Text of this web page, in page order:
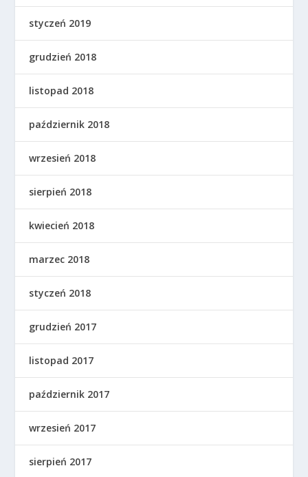
styczeń 2019
grudzień 2018
listopad 2018
październik 2018
wrzesień 2018
sierpień 2018
kwiecień 2018
marzec 2018
styczeń 2018
grudzień 2017
listopad 2017
październik 2017
wrzesień 2017
sierpień 2017